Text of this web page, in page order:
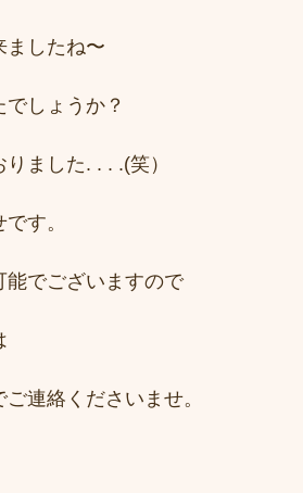
ましたね〜
しょうか？
ました. . . .(笑）
す。
能でございますので
連絡くださいませ。